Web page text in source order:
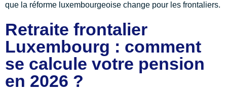
que la réforme luxembourgeoise change pour les frontaliers.
Retraite frontalier
Luxembourg : comment
se calcule votre pension
en 2026 ?